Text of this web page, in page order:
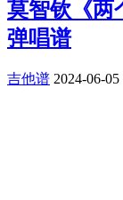
莫智钦《两
弹唱谱
吉他谱 2024-06-05